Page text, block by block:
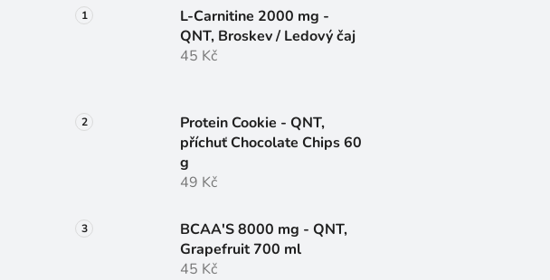
L-Carnitine 2000 mg -
QNT, Broskev / Ledový čaj
45 Kč
Protein Cookie - QNT,
příchuť Chocolate Chips 60
g
49 Kč
BCAA'S 8000 mg - QNT,
Grapefruit 700 ml
45 Kč